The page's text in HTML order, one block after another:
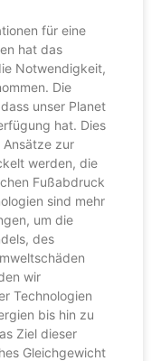
für eine
hat das
Notwendigkeit,
Die
unser Planet
hat. Dies
zur
werden, die
Fußabdruck
sind mehr
um die
des
wir
Technologien
bis hin zu
Ziel dieser
Gleichgewicht